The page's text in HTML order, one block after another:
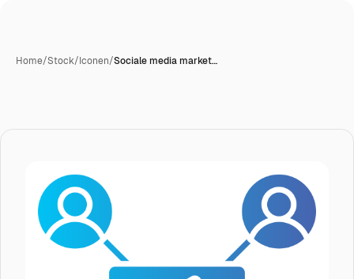
Home/Stock/Iconen/Sociale media market…